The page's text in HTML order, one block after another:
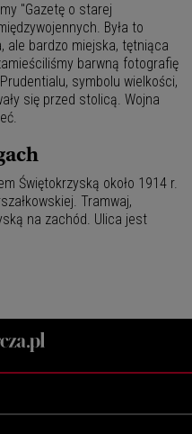
"Gazetę o starej
Była to
ale bardzo miejska, tętniąca
barwną fotografię
symbolu wielkości,
się przed stolicą. Wojna
Świętokrzyską około 1914 r.
Tramwaj,
na zachód. Ulica jest